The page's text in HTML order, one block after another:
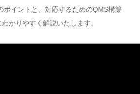
ポイントと、対応するためのQMS構築
かりやすく解説いたします。